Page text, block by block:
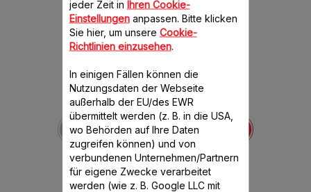
Transparente
Plastikschale SS-
193511.
Zum Zerkleinern von
möglichst vielen Zutaten
Verfügbare Menge.
jeder Zeit in Ihren Cookie-
Einstellungenanpassen. Bitte klicken
Sie hier, um unsere Cookie-
Richtlinien einzusehen.
In einigen Fällen können die
Nutzungsdaten der Webseite
außerhalb der EU/des EWR
übermittelt werden (z. B. in die USA,
wo Behörden auf Ihre Daten
zugreifen können) und von
verbundenen Unternehmen/Partnern
für eigene Zwecke verarbeitet
werden (wie z. B. Google LLC mit